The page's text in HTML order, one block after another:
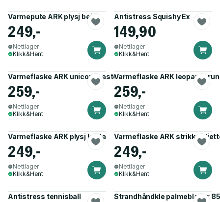
Varmepute ARK plysj beige
249,-
Nettlager
Klikk&Hent
Antistress Squishy Ex
149,90
Nettlager
Klikk&Hent
Varmeflaske ARK unicorn pastell/sølv
259,-
Nettlager
Klikk&Hent
Varmeflaske ARK leopard brun
259,-
Nettlager
Klikk&Hent
Varmeflaske ARK plysj koala
249,-
Nettlager
Klikk&Hent
Varmeflaske ARK strikk
249,-
Nettlager
Klikk&Hent
Antistress tennisball Strandhåndkle palmeblader